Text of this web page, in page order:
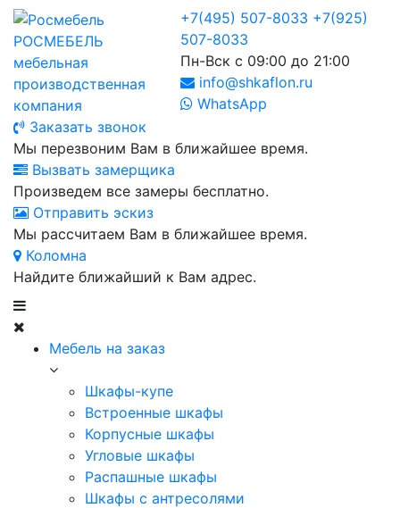
РОСМЕБЕЛЬ
мебельная
производственная
компания
+7(495) 507-8033 +7(925)
507-8033
Пн-Вск с 09:00 до 21:00
info@shkaflon.ru
WhatsApp
Заказать звонок
Мы перезвоним Вам в ближайшее время.
Вызвать замерщика
Произведем все замеры бесплатно.
Отправить эскиз
Мы рассчитаем Вам в ближайшее время.
Коломна
Найдите ближайший к Вам адрес.
Мебель на заказ
Шкафы-купе
Встроенные шкафы
Корпусные шкафы
Угловые шкафы
Распашные шкафы
Шкафы с антресолями